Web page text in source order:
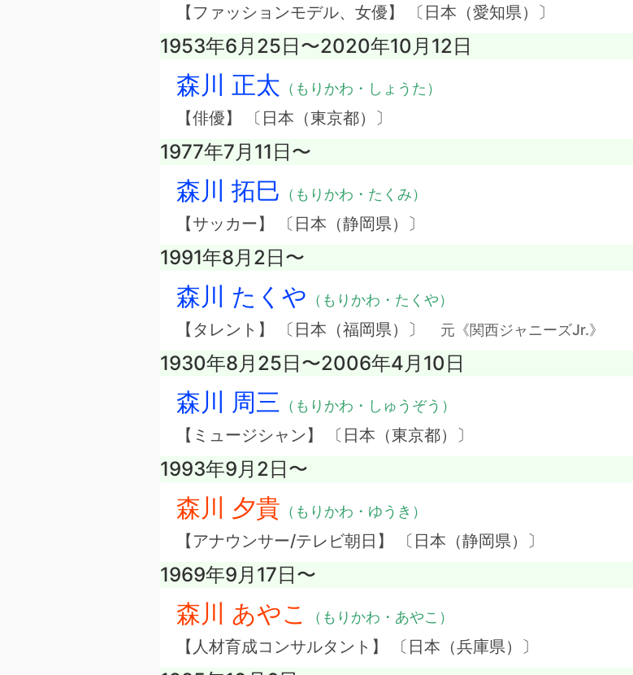
【ファッションモデル、女優】 〔日本（愛知県）〕
1953年6月25日〜2020年10月12日
森川 正太 （もりかわ・しょうた）
【俳優】 〔日本（東京都）〕
1977年7月11日〜
森川 拓巳 （もりかわ・たくみ）
【サッカー】 〔日本（静岡県）〕
1991年8月2日〜
森川 たくや （もりかわ・たくや）
【タレント】 〔日本（福岡県）〕 元《関西ジャニーズJr.》
1930年8月25日〜2006年4月10日
森川 周三 （もりかわ・しゅうぞう）
【ミュージシャン】 〔日本（東京都）〕
1993年9月2日〜
森川 夕貴 （もりかわ・ゆうき）
【アナウンサー/テレビ朝日】 〔日本（静岡県）〕
1969年9月17日〜
森川 あやこ （もりかわ・あやこ）
【人材育成コンサルタント】 〔日本（兵庫県）〕